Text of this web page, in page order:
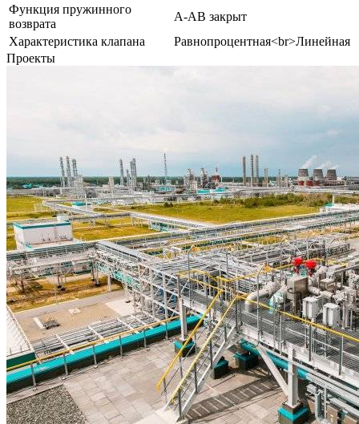
Функция пружинного
возврата
A-AB закрыт
Характеристика клапана
Равнопроцентная<br>Линейная
Проекты